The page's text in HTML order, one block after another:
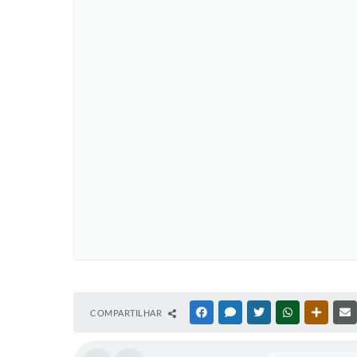
COMPARTILHAR FACEBOOKMESSENGER
TWITTERWHATSAPP